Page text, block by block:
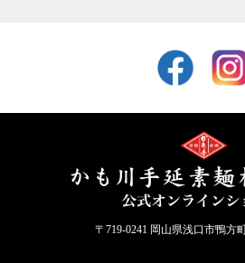
〒719-0241 岡山県浅口市鴨方